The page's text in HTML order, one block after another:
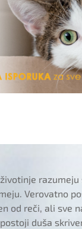
Verovatno
od reči, ali sve
duša